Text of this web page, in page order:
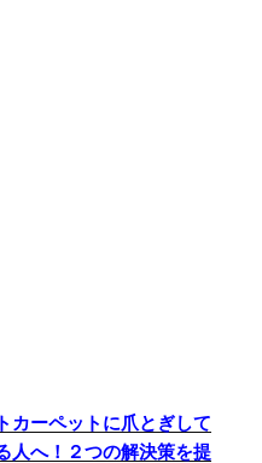
カーペットに爪とぎして
人へ！２つの解決策を提